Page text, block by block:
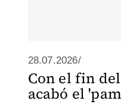
28.07.2026/
Con el fin
acabó el